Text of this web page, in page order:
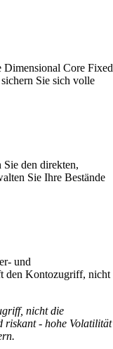
Core Fixed
Sie sich volle
Sie den direkten,
Sie Ihre Bestände
und
den Kontozugriff, nicht
nicht die
riskant - hohe Volatilität